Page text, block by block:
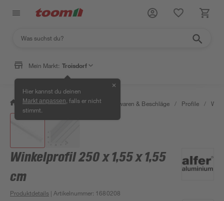
Mein Markt: Troisdorf
Hier kannst du deinen
Markt anpassen , falls er nicht
stimmt.
✕
/ Werkstatt & Maschinen / Eisenwaren & Beschläge / Profile /
Winkelprofil 250 x 1,55 x 1,55
cm
Produktdetails | Artikelnummer: 1680208